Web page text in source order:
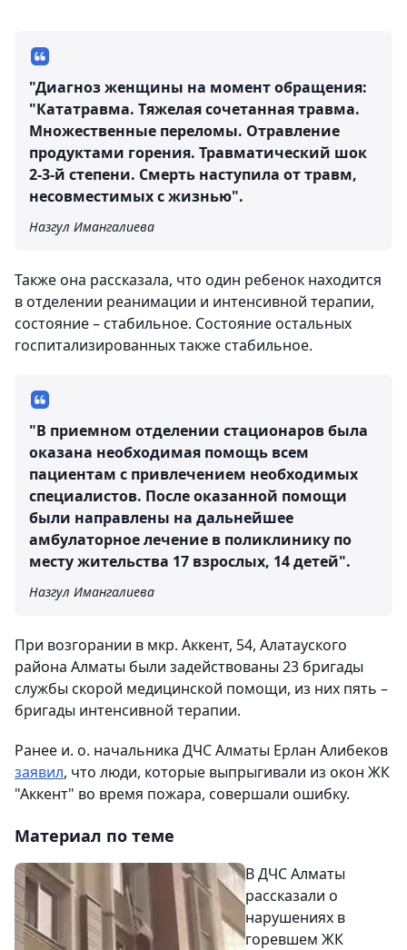
"Диагноз женщины на момент обращения:
"Кататравма. Тяжелая сочетанная травма.
Множественные переломы. Отравление
продуктами горения. Травматический шок
2-3-й степени. Смерть наступила от травм,
несовместимых с жизнью".
Назгул Имангалиева
Также она рассказала, что один ребенок находится
в отделении реанимации и интенсивной терапии,
состояние – стабильное. Состояние остальных
госпитализированных также стабильное.
"В приемном отделении стационаров была
оказана необходимая помощь всем
пациентам с привлечением необходимых
специалистов. После оказанной помощи
были направлены на дальнейшее
амбулаторное лечение в поликлинику по
месту жительства 17 взрослых, 14 детей".
Назгул Имангалиева
При возгорании в мкр. Аккент, 54, Алатауского
района Алматы были задействованы 23 бригады
службы скорой медицинской помощи, из них пять –
бригады интенсивной терапии.
Ранее и. о. начальника ДЧС Алматы Ерлан Алибеков
заявил, что люди, которые выпрыгивали из окон ЖК
"Аккент" во время пожара, совершали ошибку.
Материал по теме
В ДЧС Алматы
рассказали о
нарушениях в
горевшем ЖК